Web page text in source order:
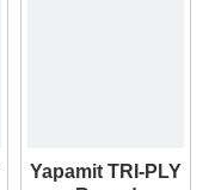
Yapamit TRI-PLY